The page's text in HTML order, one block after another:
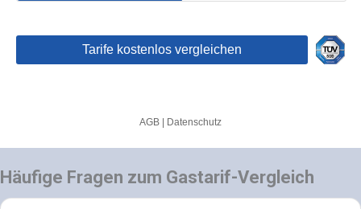
Häufige Fragen zum Gastarif-Vergleich